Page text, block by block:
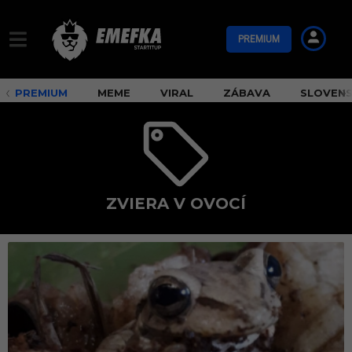
PREMIUM
PREMIUM MEME VIRAL ZÁBAVA
ZVIERA V OVOCÍ
i